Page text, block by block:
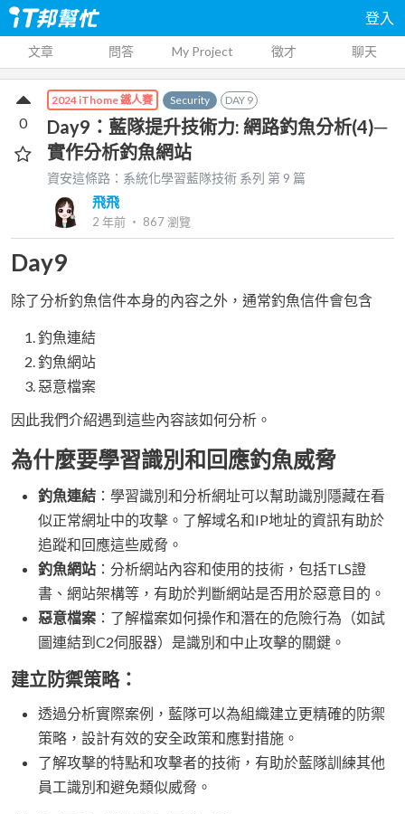
登入
文章 問答 My Project 徵才 聊天
2024 iThome 鐵人賽 Security DAY 9
Day9：藍隊提升技術力: 網路釣魚分析(4)─
實作分析釣魚網站
資安這條路：系統化學習藍隊技術 系列 第 9 篇
飛飛
2 年前 ‧ 867瀏覽
0
Day9
除了分析釣魚信件本身的內容之外，通常釣魚信件會包含
釣魚連結
釣魚網站
惡意檔案
因此我們介紹遇到這些內容該如何分析。
為什麼要學習識別和回應釣魚威脅
釣魚連結 ：學習識別和分析網址可以幫助識別隱藏在看
似正常網址中的攻擊。了解域名和IP地址的資訊有助於
追蹤和回應這些威脅。
釣魚網站 ：分析網站內容和使用的技術，包括TLS證
書、網站架構等，有助於判斷網站是否用於惡意目的。
惡意檔案 ：了解檔案如何操作和潛在的危險行為（如試
圖連結到C2伺服器）是識別和中止攻擊的關鍵。
建立防禦策略：
透過分析實際案例，藍隊可以為組織建立更精確的防禦
策略，設計有效的安全政策和應對措施。
了解攻擊的特點和攻擊者的技術，有助於藍隊訓練其他
員工識別和避免類似威脅。